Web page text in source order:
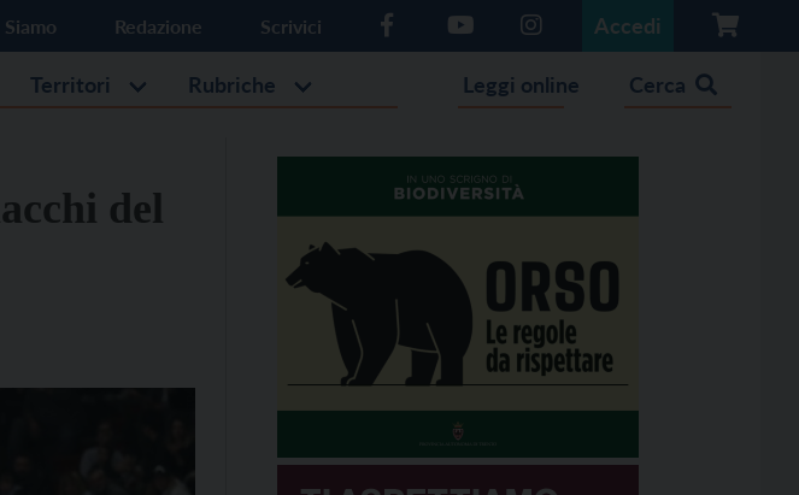
Siamo Redazione Scrivici Accedi
Territori Rubriche Leggi online Cerca
del